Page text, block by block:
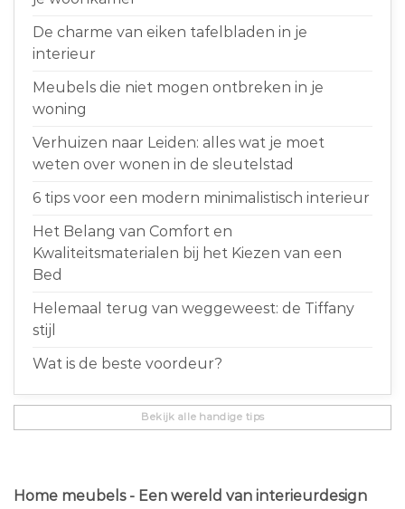
De charme van eiken tafelbladen in je
interieur
Meubels die niet mogen ontbreken in je
woning
Verhuizen naar Leiden: alles wat je moet
weten over wonen in de sleutelstad
6 tips voor een modern minimalistisch interieur
Het Belang van Comfort en
Kwaliteitsmaterialen bij het Kiezen van een
Bed
Helemaal terug van weggeweest: de Tiffany
stijl
Wat is de beste voordeur?
Bekijk alle handige tips
Home meubels - Een wereld van interieurdesign